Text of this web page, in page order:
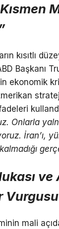
kısıtlı
Başkanı
ekonomik
Onlarla
İran’ı,
ve
Vurgusu
mali